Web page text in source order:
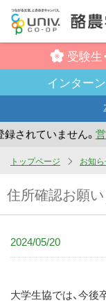
ン
コ
受験生
インターン
れていません。営業
トップページ お知
住所確認お願い
2024/05/20
大学生協では、今後